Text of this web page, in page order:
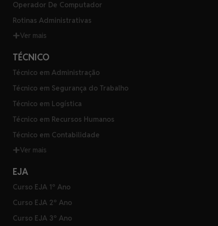
Operador De Computador
Rotinas Administrativas
Ver mais
TÉCNICO
Técnico em Administração
Técnico em Segurança do Trabalho
Técnico em Logística
Técnico em Recursos Humanos
Técnico em Contabilidade
Ver mais
EJA
Curso EJA 1º Ano
Curso EJA 2º Ano
Curso EJA 3º Ano